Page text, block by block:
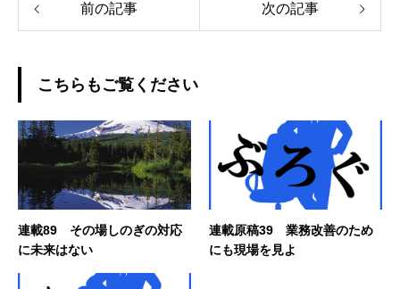
前の記事 次の記事
こちらもご覧ください
連載89 その場しのぎの対応
に未来はない
連載原稿39 業務改善のため
にも現場を見よ